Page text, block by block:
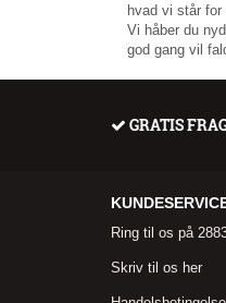
hvad vi står for
Vi håber du
god gang vil
GRATIS
Ring til os på
Skriv til os her